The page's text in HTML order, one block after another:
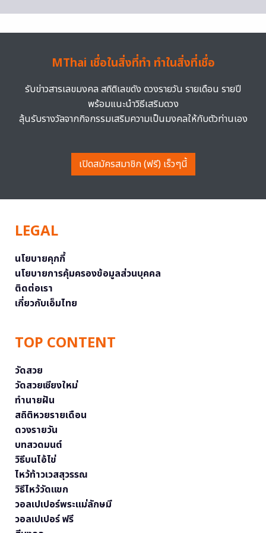
MThai เชื่อในสิ่งที่ทำ ทำในสิ่งที่เชื่อ
รับข่าวสารเลขมงคล สถิติเลขดัง ดวงรายวัน รายเดือน รายปี
พร้อมแนะนำวิธีเสริมดวง
ลุ้นรับรางวัลจากกิจกรรมเสริมความเป็นมงคลให้กับตัวท่านเอง
เปิดสมัครสมาชิก (ฟรี) เร็วๆนี้
LEGAL
นโยบายคุกกี้
นโยบายการคุ้มครองข้อมูลส่วนบุคคล
ติดต่อเรา
เกี่ยวกับเอ็มไทย
TOP CONTENT
วัดสวย
วัดสวยเชียงใหม่
ทำนายฝัน
สถิติหวยรายเดือน
ดวงรายวัน
บทสวดมนต์
วิธีบนไอ้ไข่
ไหว้ท้าวเวสสุวรรณ
วิธีไหว้วัดแขก
วอลเปเปอร์พระแม่ลักษมี
วอลเปเปอร์ ฟรี